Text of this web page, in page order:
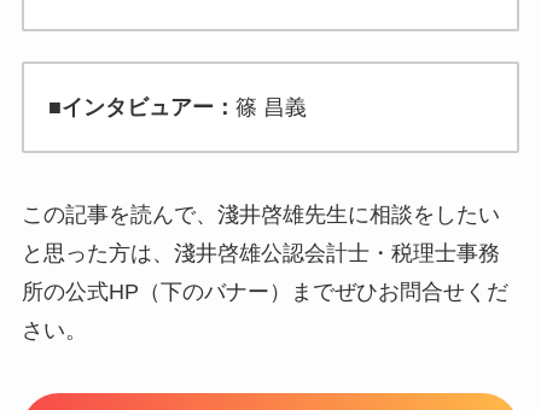
■インタビュアー： 篠 昌義
この記事を読んで、淺井啓雄先生に相談をしたい
と思った方は、淺井啓雄公認会計士・税理士事務
所の公式HP（下のバナー）までぜひお問合せくだ
さい。